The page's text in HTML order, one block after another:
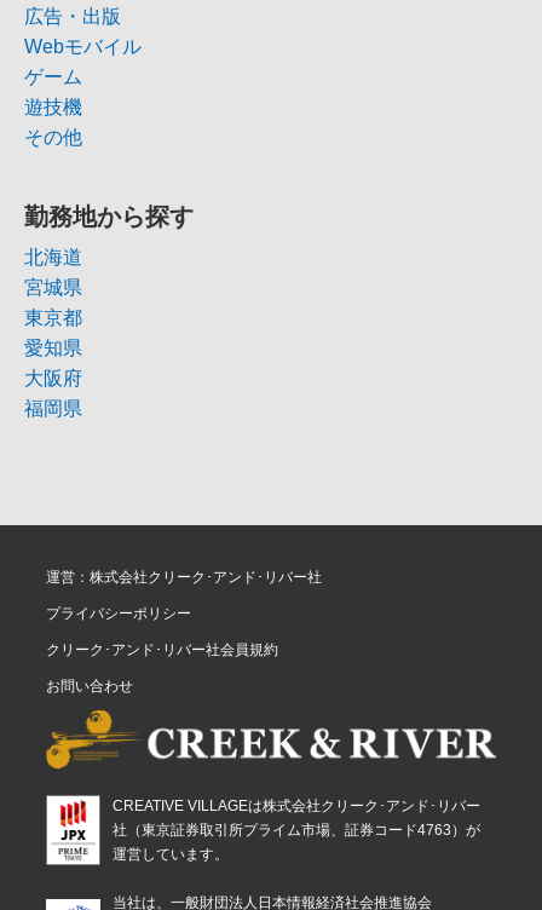
広告・出版
Webモバイル
ゲーム
遊技機
その他
勤務地から探す
北海道
宮城県
東京都
愛知県
大阪府
福岡県
運営：株式会社クリーク･アンド･リバー社
プライバシーポリシー
クリーク･アンド･リバー社会員規約
お問い合わせ
CREATIVE VILLAGEは株式会社クリーク･アンド･リバー
社（東京証券取引所プライム市場、証券コード4763）が
運営しています。
当社は、一般財団法人日本情報経済社会推進協会